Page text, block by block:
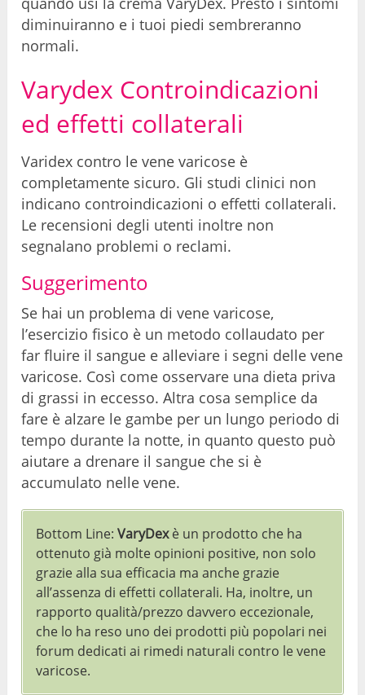
diminuiranno e i tuoi piedi sembreranno
normali.
Varydex Controindicazioni
ed effetti collaterali
Varidex contro le vene varicose è
completamente sicuro. Gli studi clinici non
indicano controindicazioni o effetti collaterali.
Le recensioni degli utenti inoltre non
segnalano problemi o reclami.
Suggerimento
Se hai un problema di vene varicose,
l’esercizio fisico è un metodo collaudato per
far fluire il sangue e alleviare i segni delle vene
varicose. Così come osservare una dieta priva
di grassi in eccesso. Altra cosa semplice da
fare è alzare le gambe per un lungo periodo di
tempo durante la notte, in quanto questo può
aiutare a drenare il sangue che si è
accumulato nelle vene.
Bottom Line:VaryDexè un prodotto che ha
ottenuto già molte opinioni positive, non solo
grazie alla sua efficacia ma anche grazie
all’assenza di effetti collaterali. Ha, inoltre, un
rapporto qualità/prezzo davvero eccezionale,
che lo ha reso uno dei prodotti più popolari nei
forum dedicati ai rimedi naturali contro le vene
varicose.